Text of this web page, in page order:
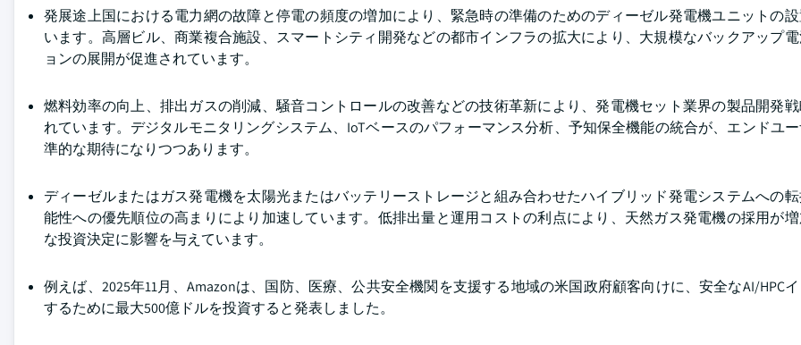
発展途上国における電力網の故障と停電の頻度の増加により、緊急時の準備のためのディーゼル発電機ユニットの
います。高層ビル、商業複合施設、スマートシティ開発などの都市インフラの拡大により、大規模なバックアップ
ョンの展開が促進されています。
燃料効率の向上、排出ガスの削減、騒音コントロールの改善などの技術革新により、発電機セット業界の製品開発
れています。デジタルモニタリングシステム、IoTベースのパフォーマンス分析、予知保全機能の統合が、エンドユ
準的な期待になりつつあります。
ディーゼルまたはガス発電機を太陽光またはバッテリーストレージと組み合わせたハイブリッド発電システムへの
能性への優先順位の高まりにより加速しています。低排出量と運用コストの利点により、天然ガス発電機の採用が
な投資決定に影響を与えています。
例えば、2025年11月、Amazonは、国防、医療、公共安全機関を支援する地域の米国政府顧客向けに、安全なAI/HPC
するために最大500億ドルを投資すると発表しました。